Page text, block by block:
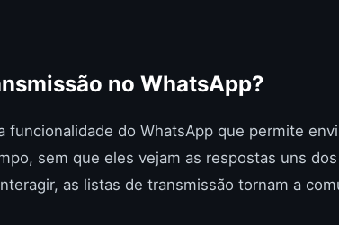
no WhatsApp?
funcionalidade do WhatsApp que permite
sem que eles vejam as respostas uns
as listas de transmissão tornam a